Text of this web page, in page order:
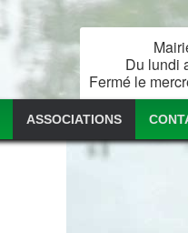
Du lundi
Fermé le
ASSOCIATIONS